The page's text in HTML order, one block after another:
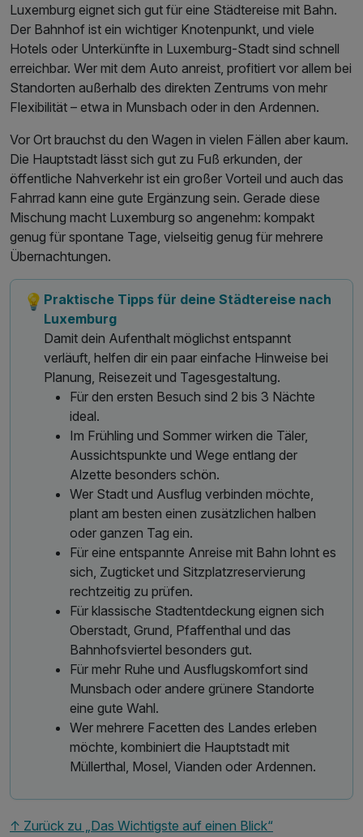
Luxemburg eignet sich gut für eine Städtereise mit Bahn.
Der Bahnhof ist ein wichtiger Knotenpunkt, und viele
Hotels oder Unterkünfte in Luxemburg-Stadt sind schnell
erreichbar. Wer mit dem Auto anreist, profitiert vor allem bei
Standorten außerhalb des direkten Zentrums von mehr
Flexibilität – etwa in Munsbach oder in den Ardennen.
Vor Ort brauchst du den Wagen in vielen Fällen aber kaum.
Die Hauptstadt lässt sich gut zu Fuß erkunden, der
öffentliche Nahverkehr ist ein großer Vorteil und auch das
Fahrrad kann eine gute Ergänzung sein. Gerade diese
Mischung macht Luxemburg so angenehm: kompakt
genug für spontane Tage, vielseitig genug für mehrere
Übernachtungen.
💡 Praktische Tipps für deine Städtereise nach
Luxemburg
Damit dein Aufenthalt möglichst entspannt
verläuft, helfen dir ein paar einfache Hinweise bei
Planung, Reisezeit und Tagesgestaltung.
Für den ersten Besuch sind 2 bis 3 Nächte
ideal.
Im Frühling und Sommer wirken die Täler,
Aussichtspunkte und Wege entlang der
Alzette besonders schön.
Wer Stadt und Ausflug verbinden möchte,
plant am besten einen zusätzlichen halben
oder ganzen Tag ein.
Für eine entspannte Anreise mit Bahn lohnt es
sich, Zugticket und Sitzplatzreservierung
rechtzeitig zu prüfen.
Für klassische Stadtentdeckung eignen sich
Oberstadt, Grund, Pfaffenthal und das
Bahnhofsviertel besonders gut.
Für mehr Ruhe und Ausflugskomfort sind
Munsbach oder andere grünere Standorte
eine gute Wahl.
Wer mehrere Facetten des Landes erleben
möchte, kombiniert die Hauptstadt mit
Müllerthal, Mosel, Vianden oder Ardennen.
↑ Zurück zu „Das Wichtigste auf einen Blick“